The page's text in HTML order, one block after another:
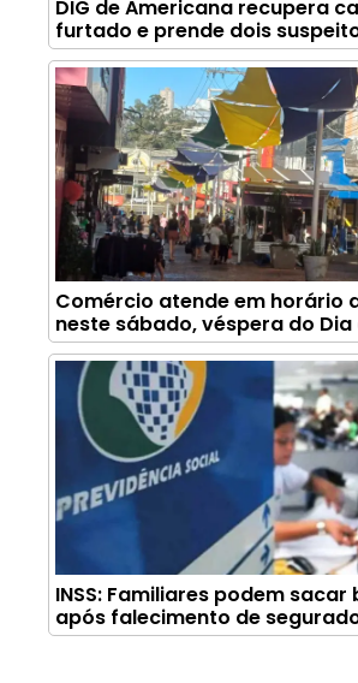
DIG de Americana recupera
furtado e prende dois
Comércio atende em horário
neste sábado, véspera do Dia
INSS: Familiares podem
após falecimento de